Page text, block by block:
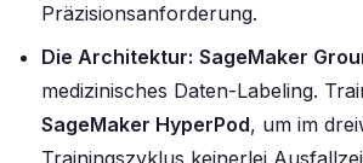
Präzisionsanforderung.
Die Architektur: SageMaker
medizinisches Daten-Labeling.
SageMaker HyperPod, um im